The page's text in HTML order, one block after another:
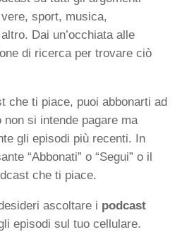
sport, musica,
Dai un’occhiata alle
di ricerca per trovare ciò
che ti piace, puoi abbonarti ad
si intende pagare ma
gli episodi più recenti. In
“Abbonati” o “Segui” o il
che ti piace.
ascoltare i podcast
episodi sul tuo cellulare.